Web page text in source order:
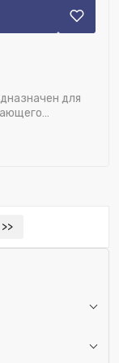
для
mag1c:
>>